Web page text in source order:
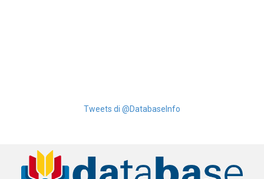
Tweets di @DatabaseInfo